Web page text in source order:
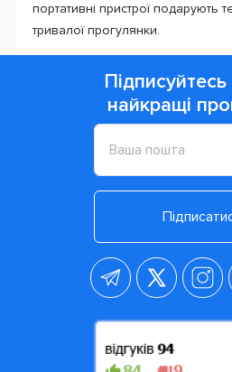
портативні пристрої подарують
тривалої прогулянки.
найкращі